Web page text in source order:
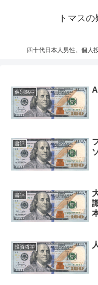
トマス
四十代日本人男性。個人
個別銘柄
書評
書評
投資哲学